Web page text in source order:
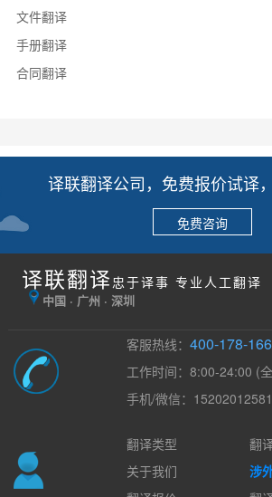
文件翻译
手册翻译
合同翻译
译联翻译公司，免费报价试译
免费咨询
译联翻译 忠于译事 专业人工翻译
中国 · 广州 · 深圳
客服热线：400-178-
工作时间：8:00-24:00 (
手机/微信：15202012581
翻译类型
翻
关于我们
涉